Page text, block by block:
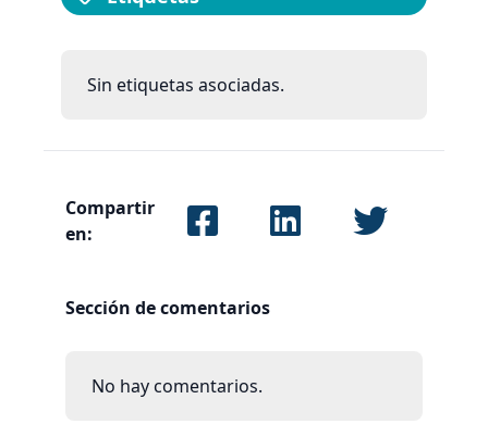
Sin etiquetas asociadas.
Compartir
en:
Sección de comentarios
No hay comentarios.